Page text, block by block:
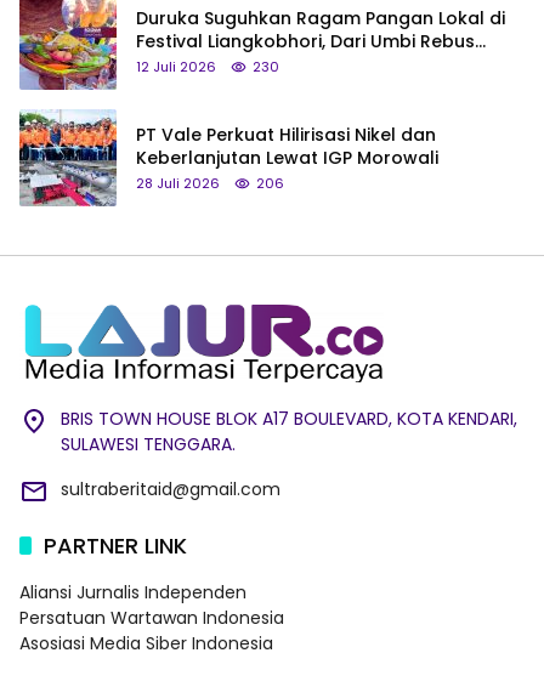
Duruka Suguhkan Ragam Pangan Lokal di
Festival Liangkobhori, Dari Umbi Rebus
hingga Tumpeng Beras Muna
12 Juli 2026 230
PT Vale Perkuat Hilirisasi Nikel dan
Keberlanjutan Lewat IGP Morowali
28 Juli 2026 206
BRIS TOWN HOUSE BLOK A17 BOULEVARD, KOTA KENDARI,
SULAWESI TENGGARA.
sultraberitaid@gmail.com
PARTNER LINK
Aliansi Jurnalis Independen
Persatuan Wartawan Indonesia
Asosiasi Media Siber Indonesia